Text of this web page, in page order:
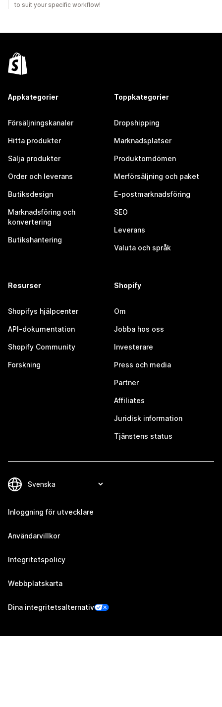
to suit your specific workflow!
Appkategorier
Försäljningskanaler
Hitta produkter
Sälja produkter
Order och leverans
Butiksdesign
Marknadsföring och
konvertering
Butikshantering
Toppkategorier
Dropshipping
Marknadsplatser
Produktomdömen
Merförsäljning och paket
E-postmarknadsföring
SEO
Leverans
Valuta och språk
Resurser
Shopifys hjälpcenter
API-dokumentation
Shopify Community
Forskning
Shopify
Om
Jobba hos oss
Investerare
Press och media
Partner
Affiliates
Juridisk information
Tjänstens status
Inloggning för utvecklare
Användarvillkor
Integritetspolicy
Webbplatskarta
Dina integritetsalternativ